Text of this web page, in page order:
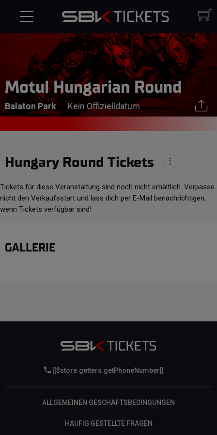
Motul Hungarian Round
Balaton Park Kein Offizielldatum
Hungary Round Tickets
Tickets für diese Veranstaltung sind noch nicht erhältlich. Verpasse
nicht den Verkaufsstart und lass dich per E-Mail benachrichtigen,
wenn Tickets verfügbar sind!
GALLERIE
[[$store.getters.getPhoneNumber]]
ALLGEMEINEN GESCHÄFTSBEDINGUNGEN
HAUFIG GESTELLTE FRAGEN